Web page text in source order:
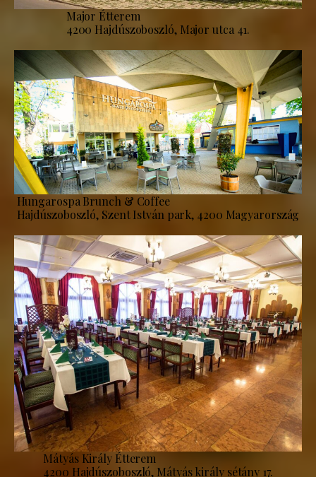
Major Étterem
4200 Hajdúszoboszló, Major utca 41.
Hungarospa Brunch & Coffee
Hajdúszoboszló, Szent István park, 4200 Magyarország
Mátyás Király Étterem
4200 Hajdúszoboszló, Mátyás király sétány 17.